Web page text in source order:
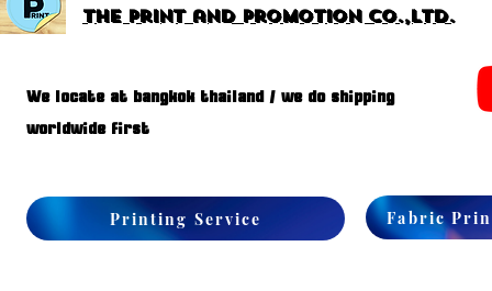
The print and promotion CO.,Ltd.
We locate at bangkok thailand / we do shipping
worldwide first
Printing Service Fabric